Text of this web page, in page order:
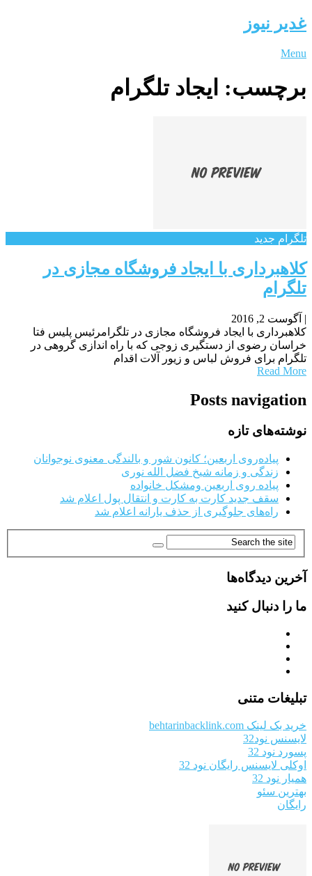
غدیر نیوز
Menu
برچسب: ایجاد تلگرام
تلگرام جدید
کلاهبرداری با ایجاد فروشگاه مجازی در
تلگرام
| آگوست 2, 2016
کلاهبرداری با ایجاد فروشگاه مجازی در تلگرامرئیس پلیس فتا
خراسان رضوی از دستگیری زوجی که با راه اندازی گروهی در
تلگرام برای فروش لباس و زیور آلات اقدام
Read More
Posts navigation
نوشته‌های تازه
پیاده‌روی اربعین؛ کانون شور و بالندگی معنوی نوجوانان
زندگی و زمانه شیخ فضل الله نوری
پیاده روی اربعین ومشکل خانواده
سقف جدید کارت به کارت و انتقال پول اعلام شد
راه‌های جلوگیری از حذف یارانه اعلام شد
آخرین دیدگاه‌ها
ما را دنبال کنید
تبلیغات متنی
خرید بک لینک behtarinbacklink.com
لایسنس نود32
پسورد نود 32
اوکلی لایسنس رایگان نود 32
همیار نود 32
بهترین سئو
رایگان